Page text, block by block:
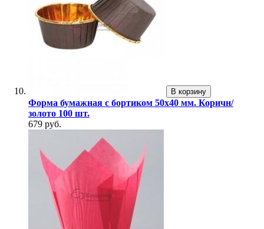
В корзину
Форма бумажная с бортиком 50х40 мм. Коричн/
золото 100 шт.
679 руб.